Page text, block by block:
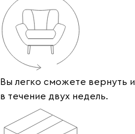
Вы легко сможете вернуть
в течение двух недель.